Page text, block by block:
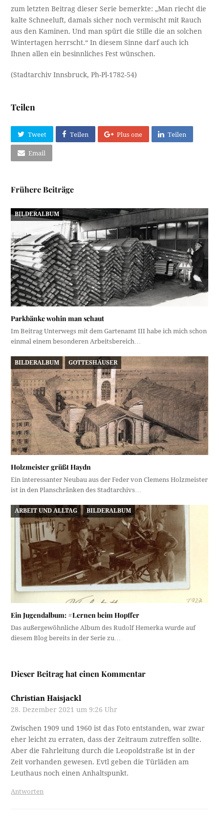
zum letzten Beitrag dieser Serie bemerkte: „Man riecht die
kalte Schneeluft, damals sicher noch vermischt mit Rauch
aus den Kaminen. Und man spürt die Stille die an solchen
Wintertagen herrscht.“ In diesem Sinne darf auch ich
Ihnen allen ein besinnliches Fest wünschen.
(Stadtarchiv Innsbruck, Ph-Pl-1782-54)
Teilen
Tweet Teilen Plus one Teilen
Email
Frühere Beiträge
BILDERALBUM
Parkbänke wohin man schaut
Im Beitrag Unterwegs mit dem Gartenamt III habe ich mich schon
einmal einem besonderen Arbeitsbereich…
BILDERALBUM GOTTESHÄUSER
Holzmeister grüßt Haydn
Ein interessanter Neubau aus der Feder von Clemens Holzmeister
ist in den Planschränken des Stadtarchivs…
ARBEIT UND ALLTAG BILDERALBUM
Ein Jugendalbum: #Lernen beim Hopffer
Das außergewöhnliche Album des Rudolf Hemerka wurde auf
diesem Blog bereits in der Serie zu…
Dieser Beitrag hat einen Kommentar
Christian Haisjackl
28. Dezember 2021 um 9:26 Uhr
Zwischen 1909 und 1960 ist das Foto entstanden, war zwar
eher leicht zu erraten, dass der Zeitraum zutreffen sollte.
Aber die Fahrleitung durch die Leopoldstraße ist in der
Zeit vorhanden gewesen. Evtl geben die Türläden am
Leuthaus noch einen Anhaltspunkt.
Antworten